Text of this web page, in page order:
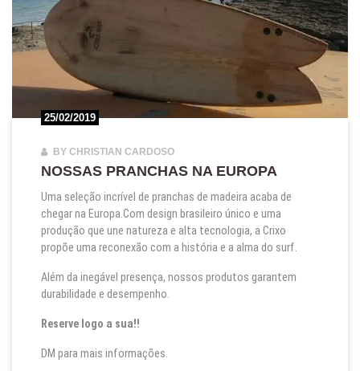
25/02/2019
BY CHRISTIAN CARDOSO
NOSSAS PRANCHAS NA EUROPA
Uma seleção incrível de pranchas de madeira acaba de
chegar na Europa.Com design brasileiro único e uma
produção que une natureza e alta tecnologia, a Crixo
propõe uma reconexão com a história e a alma do surf.
Além da inegável presença, nossos produtos garantem
durabilidade e desempenho.
Reserve logo a sua!!
DM para mais informações.